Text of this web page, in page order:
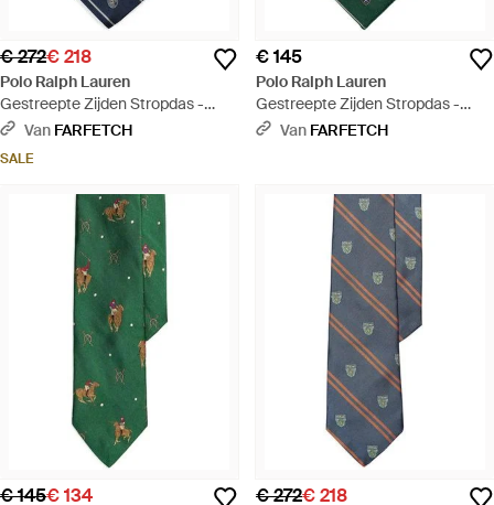
€ 272€ 218
Polo Ralph Lauren
Gestreepte Zijden Stropdas -
Blauw
Van FARFETCH
SALE
€ 145
Polo Ralph Lauren
Gestreepte Zijden Stropdas -
Groen
Van FARFETCH
€ 145€ 134 € 272€ 218